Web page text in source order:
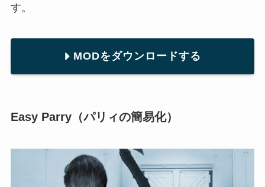
す。
MODをダウンロードする
Easy Parry（パリィの簡易化）